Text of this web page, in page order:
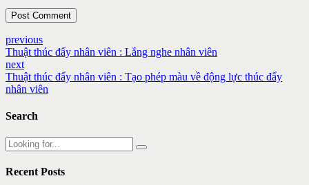
Post Comment
previous
Thuật thúc đẩy nhân viên : Lắng nghe nhân viên
next
Thuật thúc đẩy nhân viên : Tạo phép màu về động lực thúc đẩy
nhân viên
Search
Recent Posts